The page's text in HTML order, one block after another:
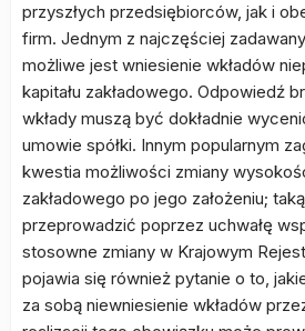
przyszłych przedsiębiorców, jak i
firm. Jednym z najczęściej
możliwe jest wniesienie wkładów
kapitału zakładowego. Odpowiedź
wkłady muszą być dokładnie
umowie spółki. Innym popularnym
kwestia możliwości zmiany
zakładowego po jego założeniu;
przeprowadzić poprzez uchwałę
stosowne zmiany w Krajowym
pojawia się również pytanie o to,
za sobą niewniesienie wkładów